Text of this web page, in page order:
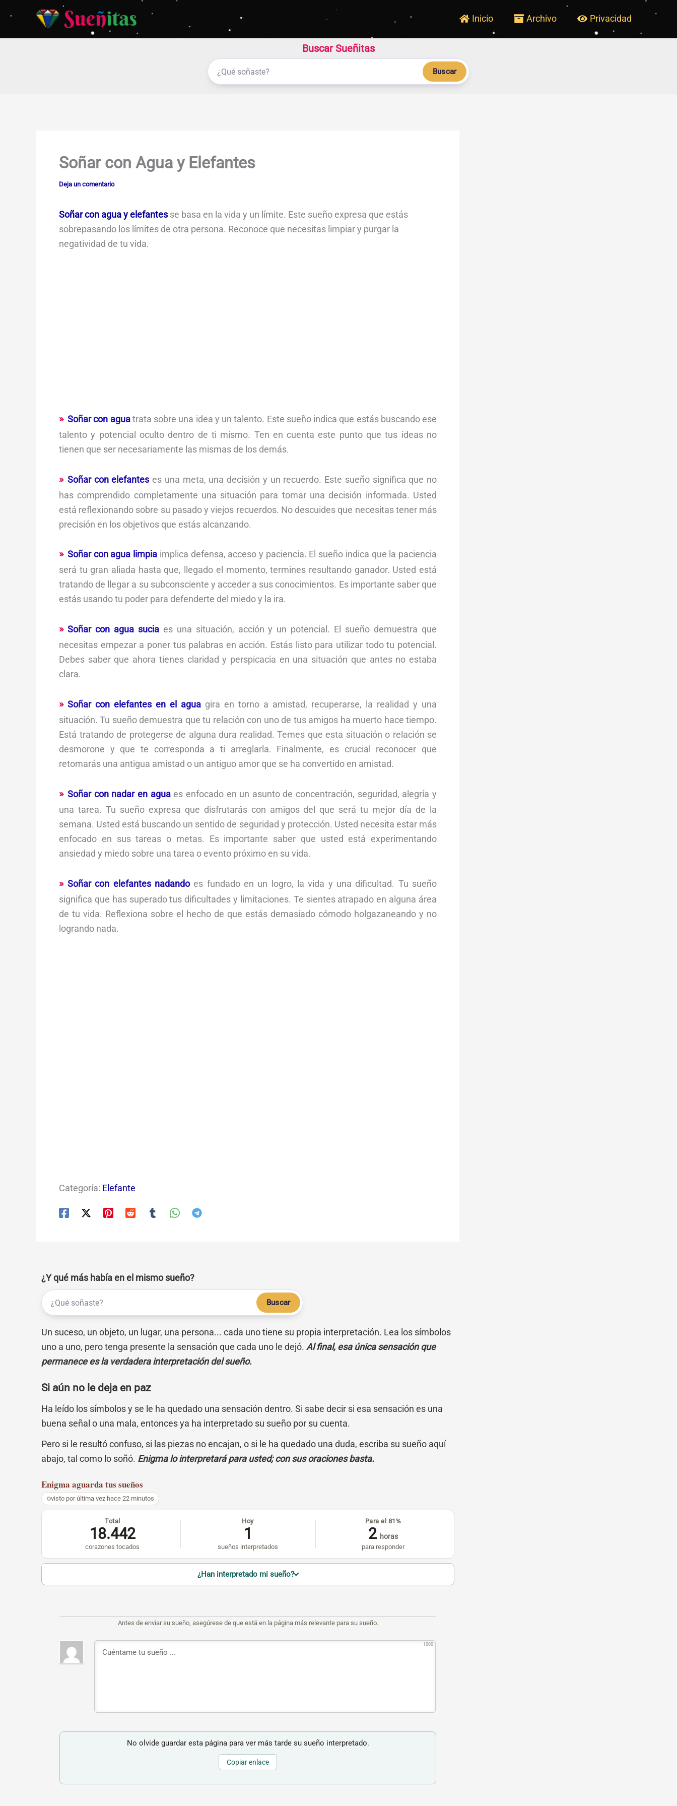
contenido
Inicio Archivo Privacidad
Buscar Sueñitas
Buscar
Soñar con Agua y Elefantes
Deja un comentario
Soñar con agua y elefantesse basa en la vida y un límite. Este sueño expresa que estás
sobrepasando los límites de otra persona. Reconoce que necesitas limpiar y purgar la
negatividad de tu vida.
Soñar con aguatrata sobre una idea y un talento. Este sueño indica que estás buscando ese
talento y potencial oculto dentro de ti mismo. Ten en cuenta este punto que tus ideas no
tienen que ser necesariamente las mismas de los demás.
Soñar con elefanteses una meta, una decisión y un recuerdo. Este sueño significa que no
has comprendido completamente una situación para tomar una decisión informada. Usted
está reflexionando sobre su pasado y viejos recuerdos. No descuides que necesitas tener más
precisión en los objetivos que estás alcanzando.
Soñar con agua limpia implica defensa, acceso y paciencia. El sueño indica que la paciencia
será tu gran aliada hasta que, llegado el momento, termines resultando ganador. Usted está
tratando de llegar a su subconsciente y acceder a sus conocimientos. Es importante saber que
estás usando tu poder para defenderte del miedo y la ira.
Soñar con agua suciaes una situación, acción y un potencial. El sueño demuestra que
necesitas empezar a poner tus palabras en acción. Estás listo para utilizar todo tu potencial.
Debes saber que ahora tienes claridad y perspicacia en una situación que antes no estaba
clara.
Soñar con elefantes en el agua gira en torno a amistad, recuperarse, la realidad y una
situación. Tu sueño demuestra que tu relación con uno de tus amigos ha muerto hace tiempo.
Está tratando de protegerse de alguna dura realidad. Temes que esta situación o relación se
desmorone y que te corresponda a ti arreglarla. Finalmente, es crucial reconocer que
retomarás una antigua amistad o un antiguo amor que se ha convertido en amistad.
Soñar con nadar en aguaes enfocado en un asunto de concentración, seguridad, alegría y
una tarea. Tu sueño expresa que disfrutarás con amigos del que será tu mejor día de la
semana. Usted está buscando un sentido de seguridad y protección. Usted necesita estar más
enfocado en sus tareas o metas. Es importante saber que usted está experimentando
ansiedad y miedo sobre una tarea o evento próximo en su vida.
Soñar con elefantes nadandoes fundado en un logro, la vida y una dificultad. Tu sueño
significa que has superado tus dificultades y limitaciones. Te sientes atrapado en alguna área
de tu vida. Reflexiona sobre el hecho de que estás demasiado cómodo holgazaneando y no
logrando nada.
Categoría: Elefante
¿Y qué más había en el mismo sueño?
Buscar
Un suceso, un objeto, un lugar, una persona... cada uno tiene su propia interpretación. Lea los símbolos
uno a uno, pero tenga presente la sensación que cada uno le dejó. Al final, esa única sensación que
permanece es la verdadera interpretación del sueño.
Si aún no le deja en paz
Ha leído los símbolos y se le ha quedado una sensación dentro. Si sabe decir si esa sensación es una
buena señal o una mala, entonces ya ha interpretado su sueño por su cuenta.
Pero si le resultó confuso, si las piezas no encajan, o si le ha quedado una duda, escriba su sueño aquí
abajo, tal como lo soñó. Enigma lo interpretará para usted; con sus oraciones basta.
Enigma aguarda tus sueños
visto por última vez hace 22 minutos
Total
18.442
corazones tocados
Hoy
1
sueños interpretados
Para el 81%
2 horas
para responder
¿Han interpretado mi sueño?
Antes de enviar su sueño, asegúrese de que está en la página más relevante para su sueño.
1000
No olvide guardar esta página para ver más tarde su sueño interpretado.
Copiar enlace